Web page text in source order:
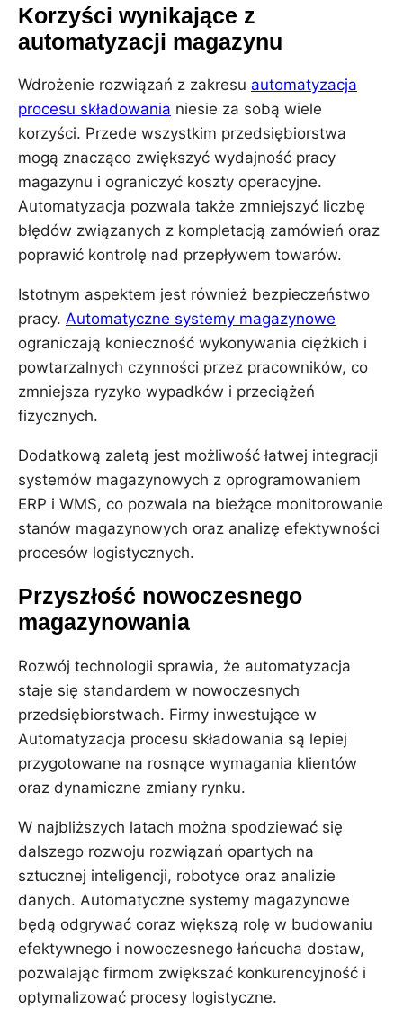
Korzyści wynikające z
automatyzacji magazynu
Wdrożenie rozwiązań z zakresu automatyzacja
procesu składowania niesie za sobą wiele
korzyści. Przede wszystkim przedsiębiorstwa
mogą znacząco zwiększyć wydajność pracy
magazynu i ograniczyć koszty operacyjne.
Automatyzacja pozwala także zmniejszyć liczbę
błędów związanych z kompletacją zamówień oraz
poprawić kontrolę nad przepływem towarów.
Istotnym aspektem jest również bezpieczeństwo
pracy. Automatyczne systemy magazynowe
ograniczają konieczność wykonywania ciężkich i
powtarzalnych czynności przez pracowników, co
zmniejsza ryzyko wypadków i przeciążeń
fizycznych.
Dodatkową zaletą jest możliwość łatwej integracji
systemów magazynowych z oprogramowaniem
ERP i WMS, co pozwala na bieżące monitorowanie
stanów magazynowych oraz analizę efektywności
procesów logistycznych.
Przyszłość nowoczesnego
magazynowania
Rozwój technologii sprawia, że automatyzacja
staje się standardem w nowoczesnych
przedsiębiorstwach. Firmy inwestujące w
Automatyzacja procesu składowania są lepiej
przygotowane na rosnące wymagania klientów
oraz dynamiczne zmiany rynku.
W najbliższych latach można spodziewać się
dalszego rozwoju rozwiązań opartych na
sztucznej inteligencji, robotyce oraz analizie
danych. Automatyczne systemy magazynowe
będą odgrywać coraz większą rolę w budowaniu
efektywnego i nowoczesnego łańcucha dostaw,
pozwalając firmom zwiększać konkurencyjność i
optymalizować procesy logistyczne.